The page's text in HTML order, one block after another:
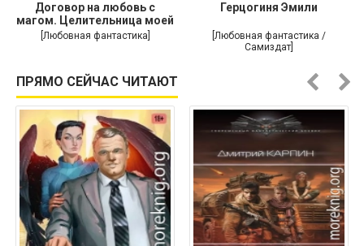
Договор на любовь с
магом. Целительница моей
души
[Любовная фантастика]
Герцогиня Эмили
[Любовная фантастика /
Самиздат]
ПРЯМО СЕЙЧАС ЧИТАЮТ